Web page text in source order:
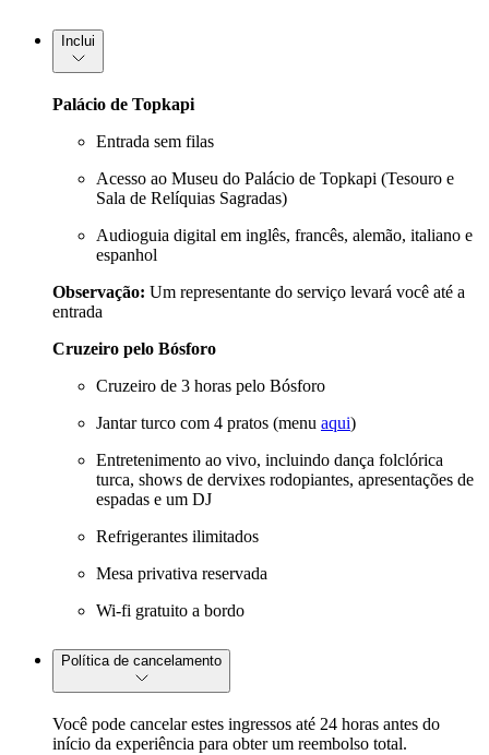
Inclui
Palácio de Topkapi
Entrada sem filas
Acesso ao Museu do Palácio de Topkapi (Tesouro e
Sala de Relíquias Sagradas)
Audioguia digital em inglês, francês, alemão, italiano e
espanhol
Observação: Um representante do serviço levará você até a
entrada
Cruzeiro pelo Bósforo
Cruzeiro de 3 horas pelo Bósforo
Jantar turco com 4 pratos (menu aqui)
Entretenimento ao vivo, incluindo dança folclórica
turca, shows de dervixes rodopiantes, apresentações de
espadas e um DJ
Refrigerantes ilimitados
Mesa privativa reservada
Wi-fi gratuito a bordo
Política de cancelamento
Você pode cancelar estes ingressos até 24 horas antes do
início da experiência para obter um reembolso total.